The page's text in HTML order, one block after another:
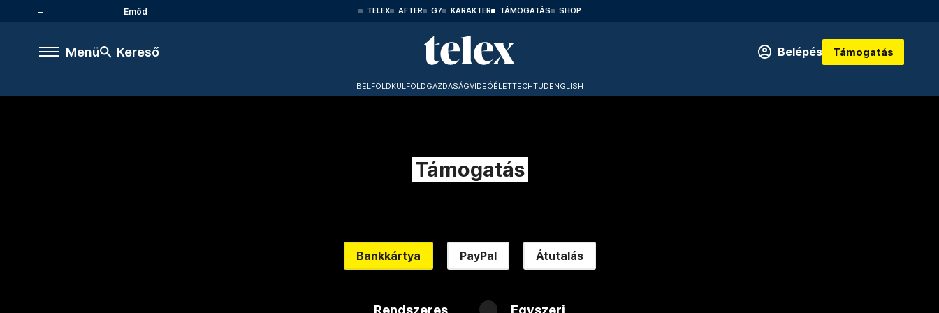
Emőd TELEX AFTER G7 KARAKTER TÁMOGATÁS SHOP
Menü Kereső Belépés Támogatás
BELFÖLDKÜLFÖLDGAZDASÁGVIDEÓÉLETTECHTUDENGLISH
Támogatás
Bankkártya PayPal Átutalás
Rendszeres Egyszeri